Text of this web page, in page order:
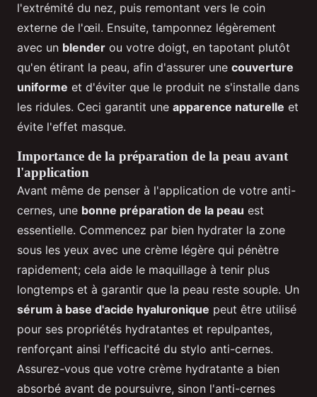
l'extrémité du nez, puis remontant vers le coin
externe de l'œil. Ensuite, tamponnez légèrement
avec un blender ou votre doigt, en tapotant plutôt
qu'en étirant la peau, afin d'assurer une couverture
uniforme et d'éviter que le produit ne s'installe dans
les ridules. Ceci garantit une apparence naturelle et
évite l'effet masque.
Importance de la préparation de la peau avant
l'application
Avant même de penser à l'application de votre anti-
cernes, une bonne préparation de la peau est
essentielle. Commencez par bien hydrater la zone
sous les yeux avec une crème légère qui pénètre
rapidement; cela aide le maquillage à tenir plus
longtemps et à garantir que la peau reste souple. Un
sérum à base d'acide hyaluronique peut être utilisé
pour ses propriétés hydratantes et repulpantes,
renforçant ainsi l'efficacité du stylo anti-cernes.
Assurez-vous que votre crème hydratante a bien
absorbé avant de poursuivre, sinon l'anti-cernes